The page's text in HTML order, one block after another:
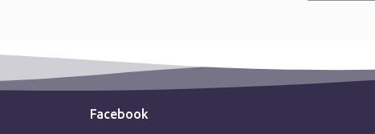
Facebook